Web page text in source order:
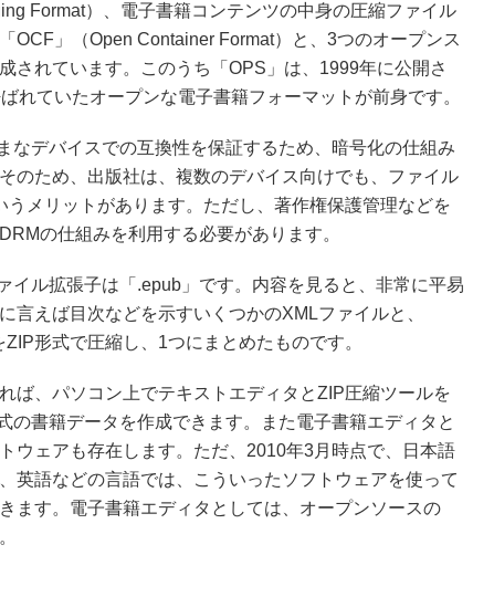
Format）、電子書籍コンテンツの中身の圧縮ファイル
OCF」（Open Container Format）と、3つのオープンス
されています。このうち「OPS」は、1999年に公開さ
れていたオープンな電子書籍フォーマットが前身です。
デバイスでの互換性を保証するため、暗号化の仕組み
のため、出版社は、複数のデバイス向けでも、ファイル
うメリットがあります。ただし、著作権保護管理などを
の仕組みを利用する必要があります。
ル拡張子は「.epub」です。内容を見ると、非常に平易
言えば目次などを示すいくつかのXMLファイルと、
形式で圧縮し、1つにまとめたものです。
ば、パソコン上でテキストエディタとZIP圧縮ツールを
の書籍データを作成できます。また電子書籍エディタと
ウェアも存在します。ただ、2010年3月時点で、日本語
英語などの言語では、こういったソフトウェアを使って
ます。電子書籍エディタとしては、オープンソースの